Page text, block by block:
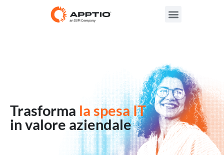
Trasforma la spesa IT
in valore aziendale